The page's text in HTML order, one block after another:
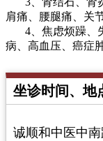
肩痛、腰腿痛、关
4、焦虑烦躁、
病、高血压、癌症
坐诊时间、地
诚顺和中医中